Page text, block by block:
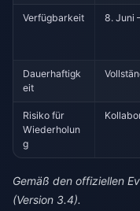
Verfügbarkeit 8. Juni
Dauerhaftigk
eit
Risiko für
Wiederholun
g
Gemäß den offiziellen
(Version 3.4).